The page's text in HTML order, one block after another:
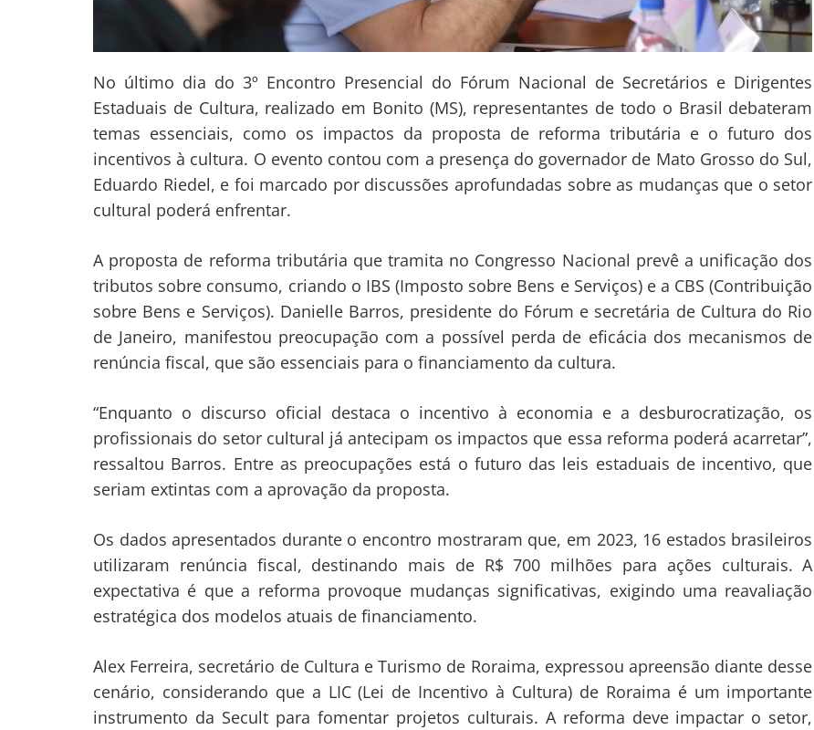
No último dia do 3º Encontro Presencial do Fórum Nacional de Secretários e Dirigentes
Estaduais de Cultura, realizado em Bonito (MS), representantes de todo o Brasil debateram
temas essenciais, como os impactos da proposta de reforma tributária e o futuro dos
incentivos à cultura. O evento contou com a presença do governador de Mato Grosso do Sul,
Eduardo Riedel, e foi marcado por discussões aprofundadas sobre as mudanças que o setor
cultural poderá enfrentar.
A proposta de reforma tributária que tramita no Congresso Nacional prevê a unificação dos
tributos sobre consumo, criando o IBS (Imposto sobre Bens e Serviços) e a CBS (Contribuição
sobre Bens e Serviços). Danielle Barros, presidente do Fórum e secretária de Cultura do Rio
de Janeiro, manifestou preocupação com a possível perda de eficácia dos mecanismos de
renúncia fiscal, que são essenciais para o financiamento da cultura.
“Enquanto o discurso oficial destaca o incentivo à economia e a desburocratização, os
profissionais do setor cultural já antecipam os impactos que essa reforma poderá acarretar”,
ressaltou Barros. Entre as preocupações está o futuro das leis estaduais de incentivo, que
seriam extintas com a aprovação da proposta.
Os dados apresentados durante o encontro mostraram que, em 2023, 16 estados brasileiros
utilizaram renúncia fiscal, destinando mais de R$ 700 milhões para ações culturais. A
expectativa é que a reforma provoque mudanças significativas, exigindo uma reavaliação
estratégica dos modelos atuais de financiamento.
Alex Ferreira, secretário de Cultura e Turismo de Roraima, expressou apreensão diante desse
cenário, considerando que a LIC (Lei de Incentivo à Cultura) de Roraima é um importante
instrumento da Secult para fomentar projetos culturais. A reforma deve impactar o setor,